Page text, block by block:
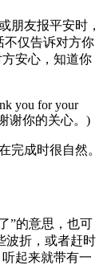
朋友报平安时，
不仅告诉对方你
方安心，知道你
you for your
谢你的关心。)
完成时很自然。
”的意思，也可
波折，或者赶时
听起来就带有一